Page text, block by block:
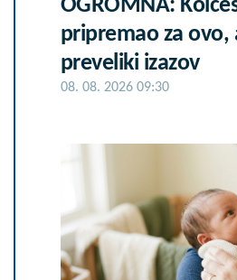
OGROMNA:
pripremao za ovo,
preveliki izazov
08. 08. 2026 09:30